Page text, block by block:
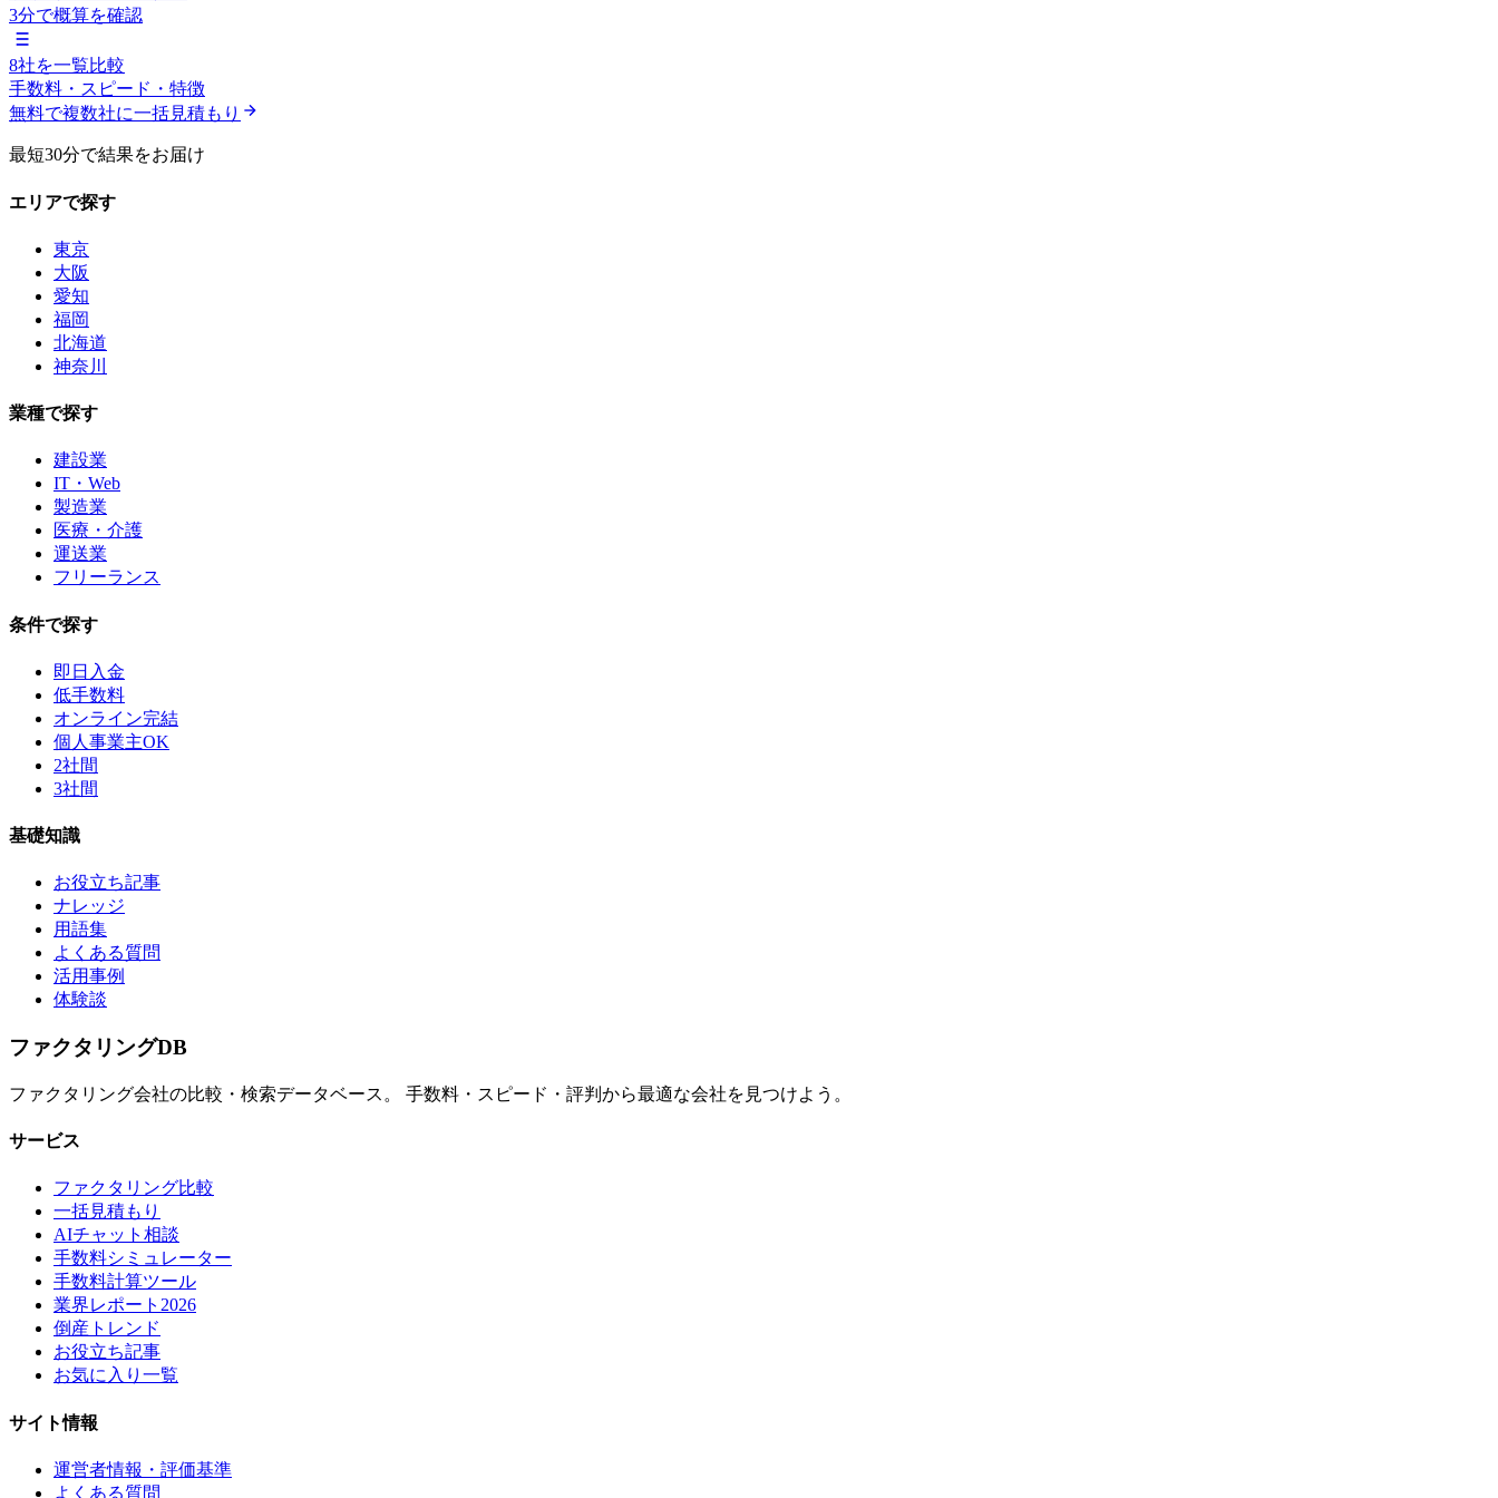
3分で概算を確認
8社を一覧比較
手数料・スピード・特徴
無料で複数社に一括見積もり
最短30分で結果をお届け
エリアで探す
東京
大阪
愛知
福岡
北海道
神奈川
業種で探す
建設業
IT・Web
製造業
医療・介護
運送業
フリーランス
条件で探す
即日入金
低手数料
オンライン完結
個人事業主OK
2社間
3社間
基礎知識
お役立ち記事
ナレッジ
用語集
よくある質問
活用事例
体験談
ファクタリングDB
ファクタリング会社の比較・検索データベース。 手数料・スピード・評判から最適な会社を見つけよう。
サービス
ファクタリング比較
一括見積もり
AIチャット相談
手数料シミュレーター
手数料計算ツール
業界レポート2026
倒産トレンド
お役立ち記事
お気に入り一覧
サイト情報
運営者情報・評価基準
よくある質問